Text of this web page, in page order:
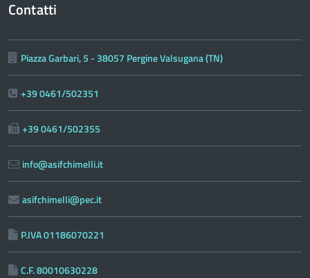
Contatti
Piazza Garbari, 5 - 38057 Pergine Valsugana (TN)
+39 0461/502351
+39 0461/502355
info@asifchimelli.it
asifchimelli@pec.it
P.IVA 01186070221
C.F. 80010630228